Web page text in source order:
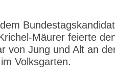
Mäurer feierte
von Jung und Alt an
Volksgarten.